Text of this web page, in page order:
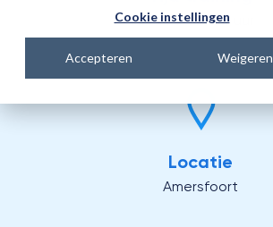
Cookie instellingen
Accepteren Weigeren
10:00 - 16:00 uur
Locatie
Amersfoort